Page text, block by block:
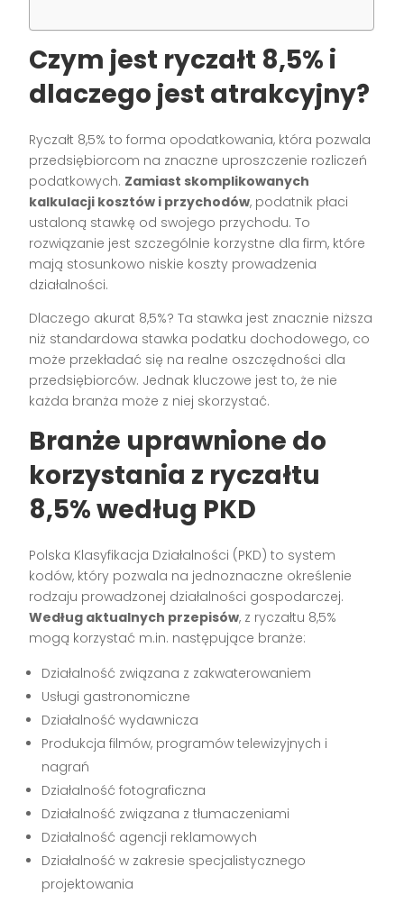
Czym jest ryczałt 8,5% i
dlaczego jest atrakcyjny?
Ryczałt 8,5% to forma opodatkowania, która pozwala
przedsiębiorcom na znaczne uproszczenie rozliczeń
podatkowych. Zamiast skomplikowanych
kalkulacji kosztów i przychodów, podatnik płaci
ustaloną stawkę od swojego przychodu. To
rozwiązanie jest szczególnie korzystne dla firm, które
mają stosunkowo niskie koszty prowadzenia
działalności.
Dlaczego akurat 8,5%? Ta stawka jest znacznie niższa
niż standardowa stawka podatku dochodowego, co
może przekładać się na realne oszczędności dla
przedsiębiorców. Jednak kluczowe jest to, że nie
każda branża może z niej skorzystać.
Branże uprawnione do
korzystania z ryczałtu
8,5% według PKD
Polska Klasyfikacja Działalności (PKD) to system
kodów, który pozwala na jednoznaczne określenie
rodzaju prowadzonej działalności gospodarczej.
Według aktualnych przepisów, z ryczałtu 8,5%
mogą korzystać m.in. następujące branże:
Działalność związana z zakwaterowaniem
Usługi gastronomiczne
Działalność wydawnicza
Produkcja filmów, programów telewizyjnych i
nagrań
Działalność fotograficzna
Działalność związana z tłumaczeniami
Działalność agencji reklamowych
Działalność w zakresie specjalistycznego
projektowania